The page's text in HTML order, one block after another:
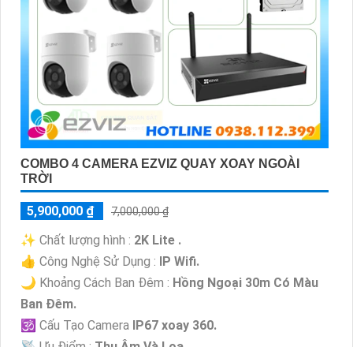
COMBO 4 CAMERA EZVIZ QUAY XOAY NGOÀI
TRỜI
5,900,000 ₫ 7,000,000 ₫
✨ Chất lượng hình : 2K Lite .
👍 Công Nghệ Sử Dụng : IP Wifi.
🌙 Khoảng Cách Ban Đêm : Hồng Ngoại 30m Có Màu
Ban Ðêm.
🕉️ Cấu Tạo Camera IP67 xoay 360.